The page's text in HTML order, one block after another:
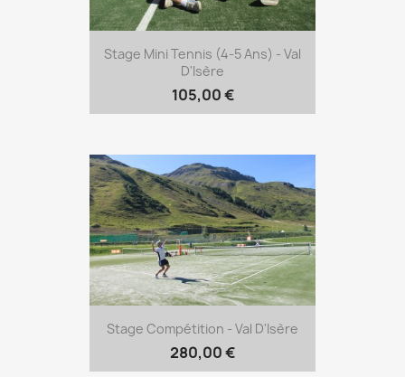
Stage Mini Tennis (4-5 Ans) - Val
D'Isère
105,00 €
Stage Compétition - Val D'Isère
280,00 €